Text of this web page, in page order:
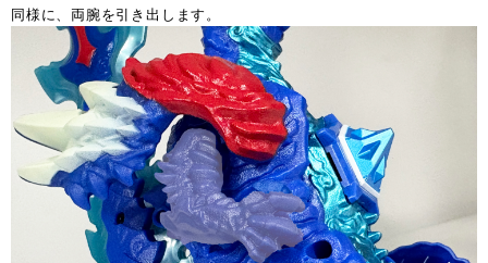
同様に、両腕を引き出します。